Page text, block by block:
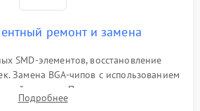
ремонт и замена
SMD-элементов, восстановление
Замена BGA-чипов с использованием
станции. Прошивка микросхемы
поврежденных портов USB
Подробнее